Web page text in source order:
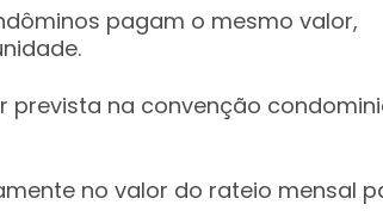
pagam o mesmo valor,
prevista na convenção
no valor do rateio mensal